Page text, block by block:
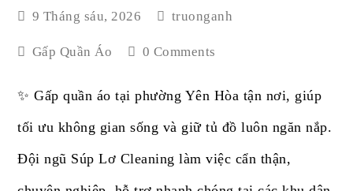
9 Tháng sáu, 2026 truonganh
Gấp Quần Áo 0 Comments
✨ Gấp quần áo tại phường Yên Hòa tận nơi, giúp
tối ưu không gian sống và giữ tủ đồ luôn ngăn nắp.
Đội ngũ Súp Lơ Cleaning làm việc cẩn thận,